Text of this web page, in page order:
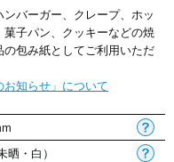
バーガー、クレープ、ホッ
子パン、クッキーなどの焼
包み紙としてご利用いただ
お知らせ」について
・白）